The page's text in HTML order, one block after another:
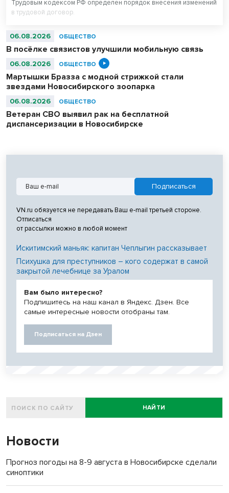
Трудовым кодексом РФ определен порядок внесения изменений
в трудовой договор.
06.08.2026 ОБЩЕСТВО
В посёлке связистов улучшили мобильную связь
06.08.2026 ОБЩЕСТВО
Мартышки Бразза с модной стрижкой стали
звездами Новосибирского зоопарка
06.08.2026 ОБЩЕСТВО
Ветеран СВО выявил рак на бесплатной
диспансеризации в Новосибирске
VN.ru обязуется не передавать Ваш e-mail третьей стороне.
Отписаться
от рассылки можно в любой момент
Искитимский маньяк: капитан Чеплыгин рассказывает
Психушка для преступников – кого содержат в самой
закрытой лечебнице за Уралом
Вам было интересно?
Подпишитесь на наш канал в Яндекс. Дзен. Все
самые интересные новости отобраны там.
Подписаться на Дзен
НАЙТИ
Новости
Прогноз погоды на 8-9 августа в Новосибирске сделали
синоптики